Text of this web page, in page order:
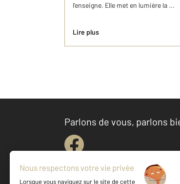
l’enseigne. Elle met en lumière la ...
Lire plus
Parlons de vous, parlons